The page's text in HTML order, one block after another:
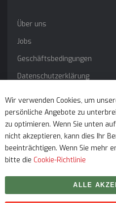
Über uns
Jobs
Geschäftsbedingungen
Datenschutzerklärung
Service
Wir verwenden Cookies, um
persönliche Angebote zu
zu optimieren. Wenn Sie unten
nicht akzeptieren, kann dies Ihr
beeinträchtigen. Wenn Sie mehr
bitte die Cookie-Richtlinie
ALLE